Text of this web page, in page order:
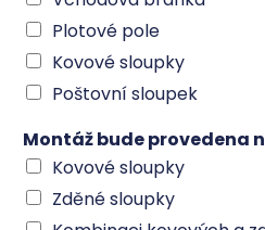
Plotové pole
Kovové sloupky
Poštovní sloupek
Montáž bude provedena
Kovové sloupky
Zděné sloupky